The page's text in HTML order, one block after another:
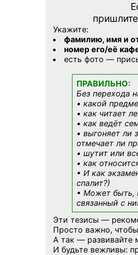
Укажите:
фамилию, имя и
номер его/её
есть фото —
ПРАВИЛЬНО:
Без перехода
• какой
• как читает
• как ведёт
• выгоняет ли
отмечает ли
• шутит или
• как
• И как
спалит?)
• Может быть,
связанный с
Эти тезисы —
Просто важно,
А так — развивайте
И будьте вежливы: